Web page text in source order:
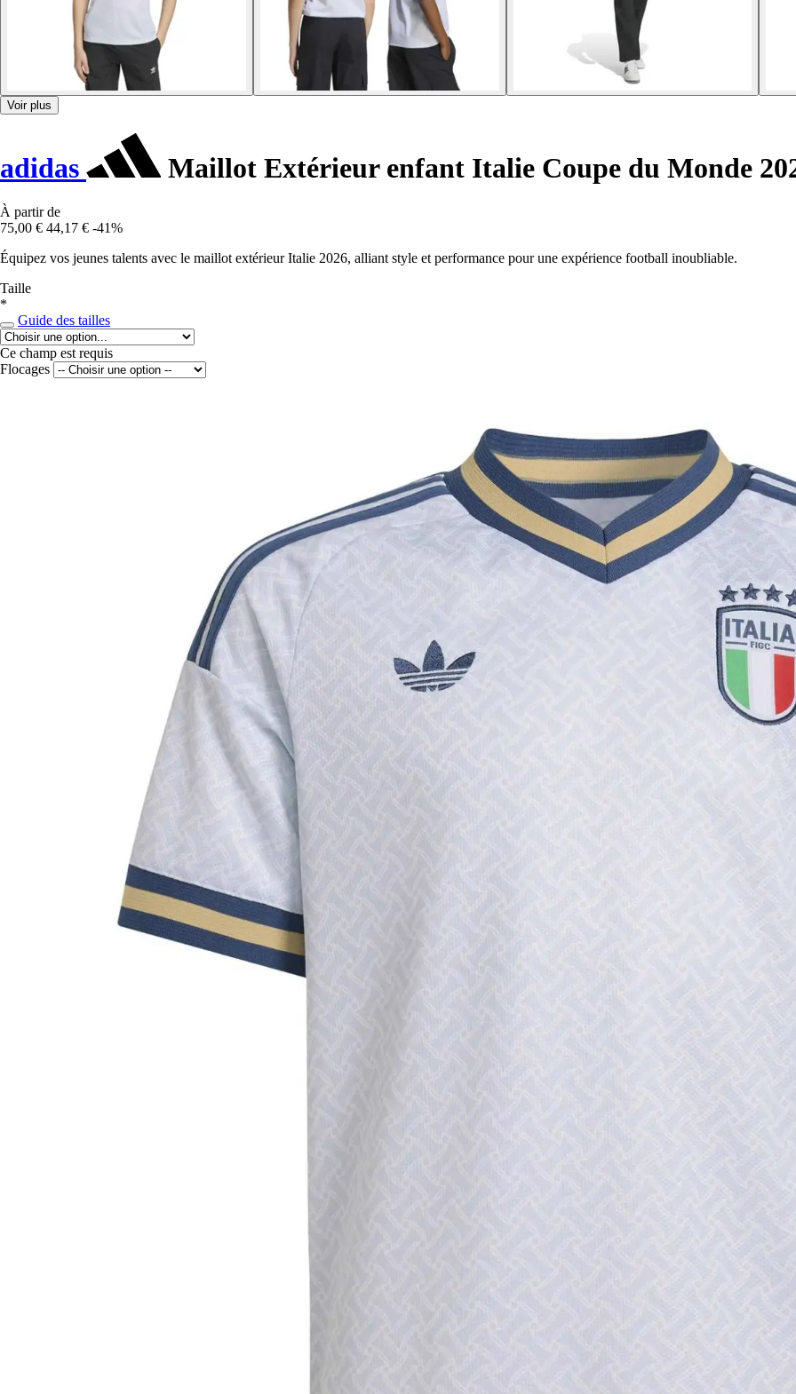
Voir plus
adidas Maillot Extérieur enfant Italie Coupe du Monde
À partir de
75,00 € 44,17 € -41%
Équipez vos jeunes talents avec le maillot extérieur Italie 2026, alliant style et performance pour une expérience football inoubliable.
Taille
*
Guide des tailles
Ce champ est requis
Flocages